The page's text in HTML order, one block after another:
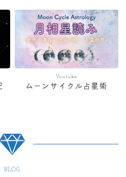
Youtube
ムーンサイクル占星術
BLOG